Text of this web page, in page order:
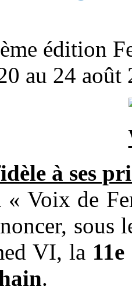
au 24 août
à ses
Voix de
sous
VI, la
.